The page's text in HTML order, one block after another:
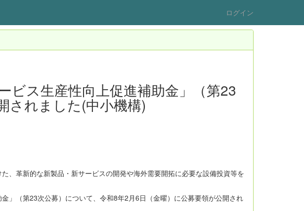
ログイン
ビス生産性向上促進補助金」（第23
されました(中小機構)
、革新的な新製品・新サービスの開発や海外需要開拓に必要な設備投資等を
」（第23次公募）について、令和8年2月6日（金曜）に公募要領が公開され